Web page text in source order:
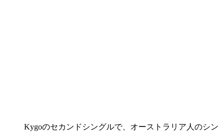
Kygoのセカンドシングルで、オーストラリア人のシン